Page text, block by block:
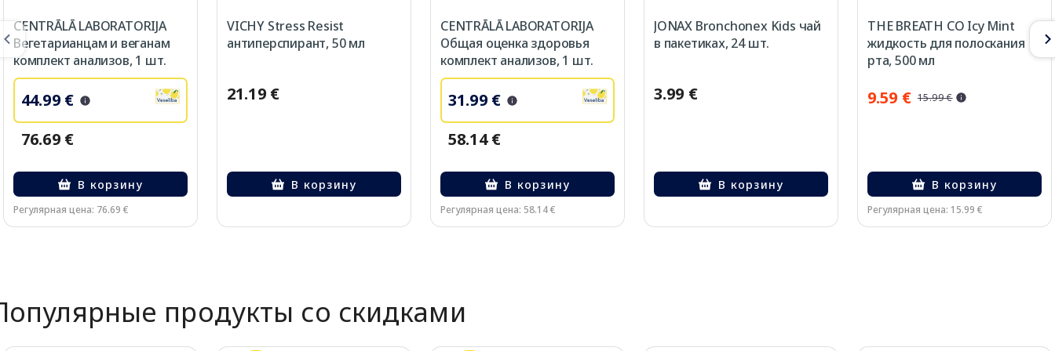
CENTRĀLĀ LABORATORIJA
Вегетарианцам и веганам
комплект анализов, 1 шт.
44.99 €
76.69 €
В корзину
Регулярная цена: 76.69 €
VICHY Stress Resist
антиперспирант, 50 мл
21.19 €
В корзину
CENTRĀLĀ LABORATORIJA
Общая оценка здоровья
комплект анализов, 1 шт.
31.99 €
58.14 €
В корзину
Регулярная цена: 58.14 €
JONAX Bronchonex Kids чай
в пакетиках, 24 шт.
3.99 €
В корзину
THE BREATH CO Icy Mint
жидкость для полоскания
рта, 500 мл
9.59 € 15.99 €
В корзину
Регулярная цена: 15.99 €
продукты со скидками